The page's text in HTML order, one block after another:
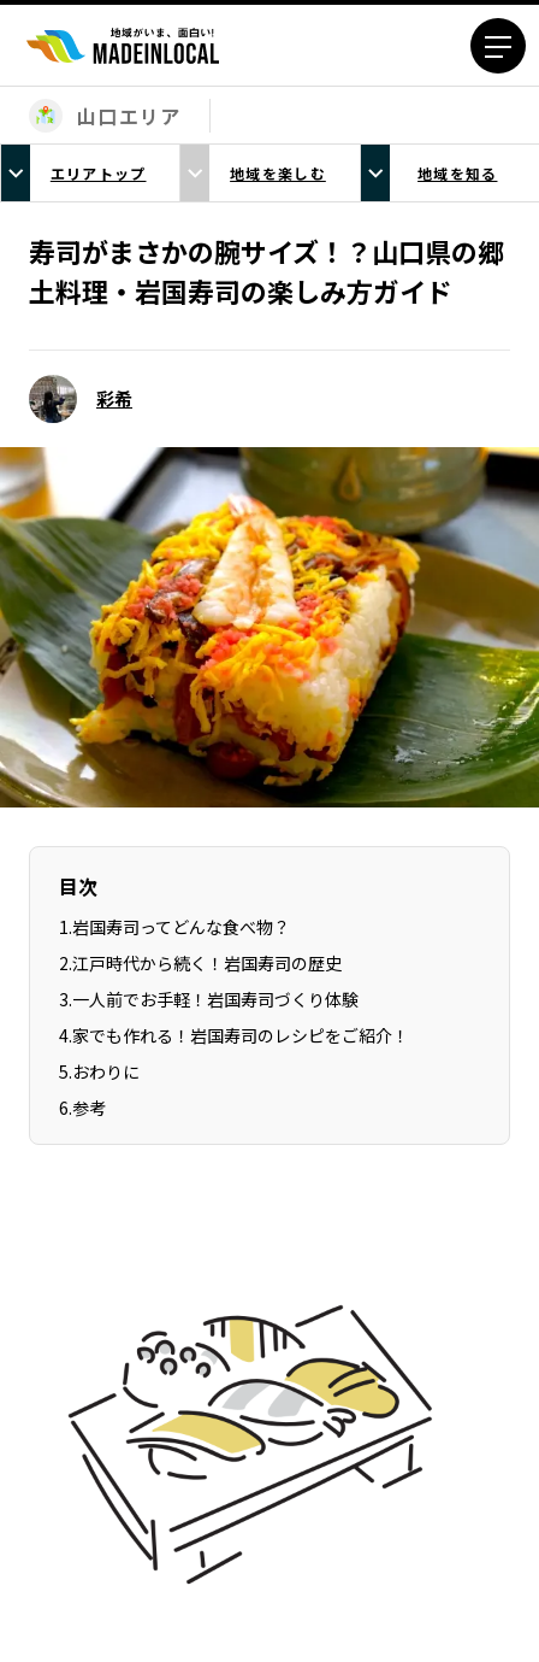
エリアから探す
北海道エリア
青森エリア
岩手エリア
宮城エリア
秋田エリア
山形エリア
福島エリア
茨城エリア
栃木エリア
群馬エリア
埼玉エリア
東京23区エリア
新潟エリア
富山エリア
石川エリア
福井エリア
山梨エリア
長野エリア
岐阜エリア
静岡エリア
愛知エリア
三重エリア
滋賀エリア
京都エリア
大阪市エリア
北摂エリア
堺・泉州エリア
河内エリア
兵庫エリア
奈良エリア
和歌山エリア
香川エリア
行政連携記事
MILCプロジェクト
選出企業特別対談
Localist
SDGsの先駆者
イベント
飲食店
地域豆知識
ニッポンの百選大全集
Sporkle
山口エリア
エリアトップ 地域を楽しむ 地域を知る
寿司がまさかの腕サイズ！？山口県の郷
土料理・岩国寿司の楽しみ方ガイド
彩希
目次
1.岩国寿司ってどんな食べ物？
2.江戸時代から続く！岩国寿司の歴史
3.一人前でお手軽！岩国寿司づくり体験
4.家でも作れる！岩国寿司のレシピをご紹介！
5.おわりに
6.参考